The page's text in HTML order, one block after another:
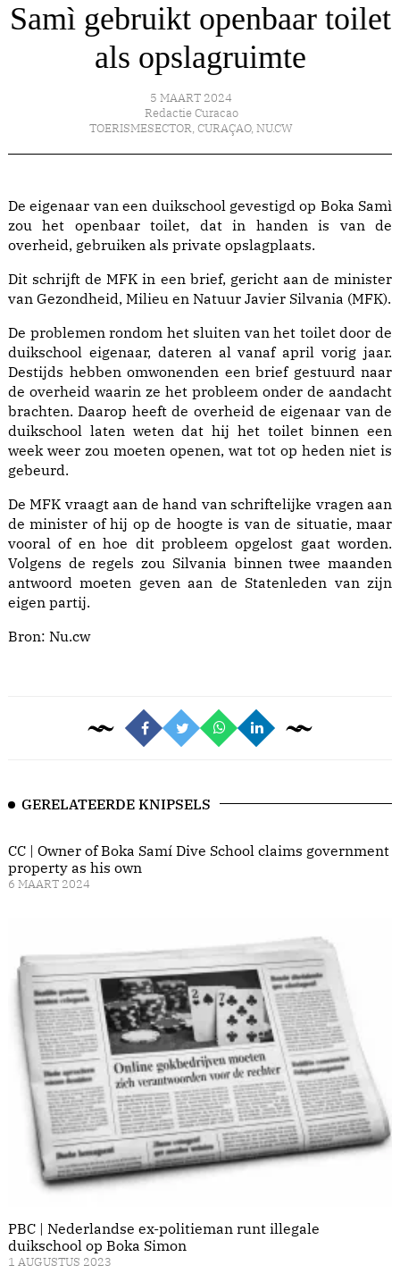
Samì gebruikt openbaar toilet
als opslagruimte
5 MAART 2024
Redactie Curacao
TOERISMESECTOR, CURAÇAO, NU.CW
De eigenaar van een duikschool gevestigd op Boka Samì
zou het openbaar toilet, dat in handen is van de
overheid, gebruiken als private opslagplaats.
Dit schrijft de MFK in een brief, gericht aan de minister
van Gezondheid, Milieu en Natuur Javier Silvania (MFK).
De problemen rondom het sluiten van het toilet door de
duikschool eigenaar, dateren al vanaf april vorig jaar.
Destijds hebben omwonenden een brief gestuurd naar
de overheid waarin ze het probleem onder de aandacht
brachten. Daarop heeft de overheid de eigenaar van de
duikschool laten weten dat hij het toilet binnen een
week weer zou moeten openen, wat tot op heden niet is
gebeurd.
De MFK vraagt aan de hand van schriftelijke vragen aan
de minister of hij op de hoogte is van de situatie, maar
vooral of en hoe dit probleem opgelost gaat worden.
Volgens de regels zou Silvania binnen twee maanden
antwoord moeten geven aan de Statenleden van zijn
eigen partij.
Bron: Nu.cw
GERELATEERDE KNIPSELS
CC | Owner of Boka Samí Dive School claims government
property as his own
6 MAART 2024
PBC | Nederlandse ex-politieman runt illegale
duikschool op Boka Simon
1 AUGUSTUS 2023